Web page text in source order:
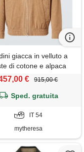
giacca in velluto a
di cotone e alpaca
€ 915,00 €
Sped. gratuita
IT 54
mytheresa